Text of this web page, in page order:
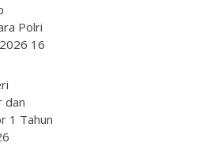
Polri
16
dan
1 Tahun